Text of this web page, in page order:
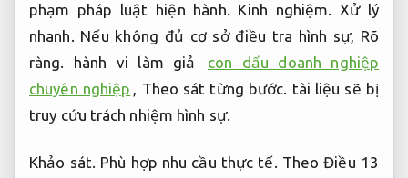
phạm pháp luật hiện hành. Kinh nghiệm. Xử lý
nhanh. Nếu không đủ cơ sở điều tra hình sự, Rõ
ràng. hành vi làm giả
con dấu doanh nghiệp
chuyên nghiệp , Theo sát từng bước. tài liệu sẽ bị
truy cứu trách nhiệm hình sự.
Khảo sát. Phù hợp nhu cầu thực tế. Theo Điều 13